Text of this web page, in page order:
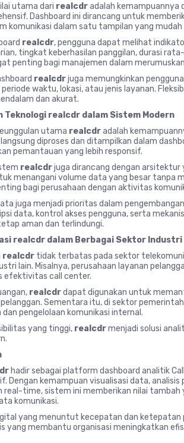
utama dari realcdradalah kemampuannya
Dashboard ini dirancang untuk
komunikasi dalam satu tampilan yang mudah
realcdr, pengguna dapat melihat
tingkat keberhasilan panggilan, durasi
penting bagi manajemen dalam
realcdrjuga memungkinkan
periode waktu, lokasi, atau jenis layanan.
dan akurat.
Teknologi realcdr dalam Sistem Modern
utama realcdradalah
diproses dan ditampilkan dalam
pemantauan yang lebih responsif.
realcdrjuga dirancang dengan arsitektur
menangani volume data yang besar tanpa
bagi perusahaan dengan aktivitas
juga menjadi prioritas dalam pengembangan
data, kontrol akses pengguna, serta
aman dan terlindungi.
realcdr dalam Berbagai Sektor Industri
realcdr tidak terbatas pada sektor
lain. Misalnya, perusahaan layanan
efektivitas call center.
realcdrdapat digunakan untuk
Sementara itu, di sektor
dan pengelolaan komunikasi internal.
yang tinggi, realcdrmenjadi solusi
hadir sebagai platform dashboard analitik
Dengan kemampuan visualisasi data,
real-time, sistem ini memberikan nilai tambah
komunikasi.
yang menuntut kecepatan dan ketepatan
yang membantu organisasi meningkatkan